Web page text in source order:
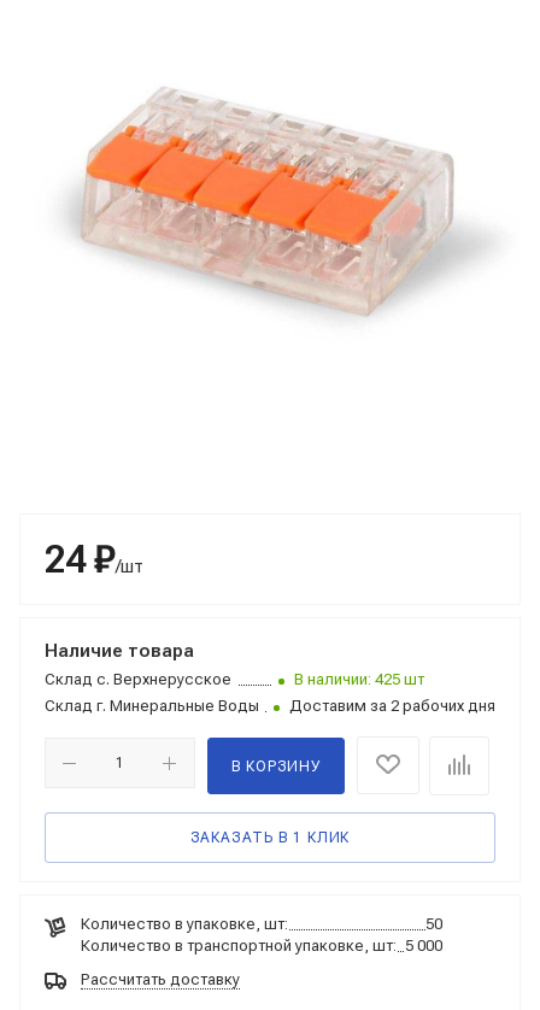
24 ₽/шт
Наличие товара
Склад с. Верхнерусское
В наличии: 425 шт
Склад г. Минеральные Воды Доставим за 2 рабочих дня
В КОРЗИНУ
ЗАКАЗАТЬ В 1 КЛИК
Количество в упаковке, шт:
50
Количество в транспортной упаковке, шт: 5 000
Рассчитать доставку